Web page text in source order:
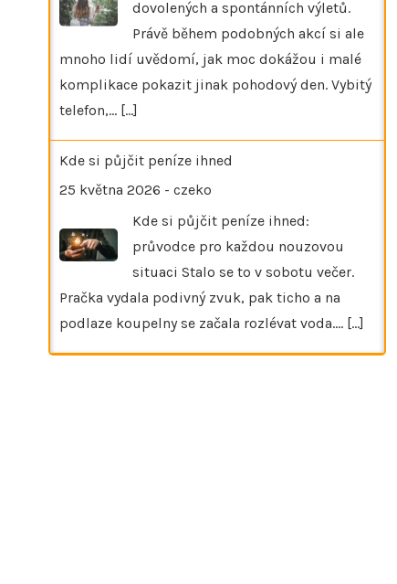
dovolených a spontánních výletů.
Právě během podobných akcí si ale
mnoho lidí uvědomí, jak moc dokážou i malé
komplikace pokazit jinak pohodový den. Vybitý
telefon,… [...]
Kde si půjčit peníze ihned
25 května 2026 - czeko
Kde si půjčit peníze ihned:
průvodce pro každou nouzovou
situaci Stalo se to v sobotu večer.
Pračka vydala podivný zvuk, pak ticho a na
podlaze koupelny se začala rozlévat voda.… [...]